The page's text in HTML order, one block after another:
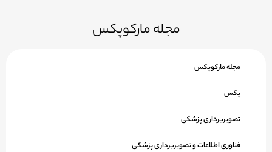
مجله مارکوپکس
مجله مارکوپکس
پکس
تصویربرداری پزشکی
فناوری اطلاعات و تصویربرداری پزشکی